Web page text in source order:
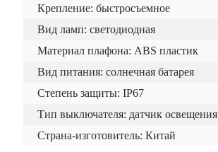
Крепление: быстросъемное
Вид ламп: светодиодная
Материал плафона: ABS пластик
Вид питания: солнечная батарея
Степень защиты: IP67
Тип выключателя: датчик освещения
Страна-изготовитель: Китай